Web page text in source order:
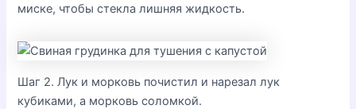
миске, чтобы стекла лишняя жидкость.
Шаг 2. Лук и морковь почистил и нарезал лук
кубиками, а морковь соломкой.